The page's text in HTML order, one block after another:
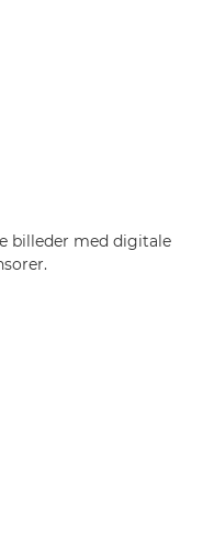
billeder med digitale